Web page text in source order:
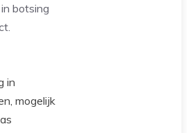
botsing
in
mogelijk